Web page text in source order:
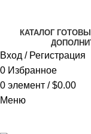
КАТАЛОГ
Вход / Регистрация
0 Избранное
0 элемент / $0.00
Меню